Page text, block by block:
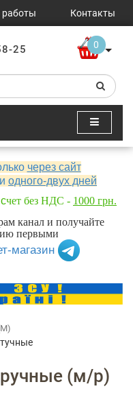
работы Контакты
25 0
через сайт
одного-двух дней
чет без НДС - 1000 грн.
канал и получайте
первыми
магазин
(м/р)